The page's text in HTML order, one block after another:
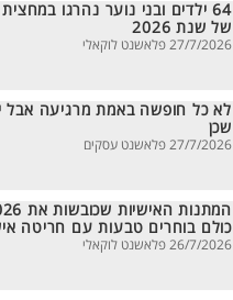
64 ילדים ובני נוער נהרגו
של שנת 2026
27/7/2026 פלאשנט לוקאלי
לא כל חופשה באמת מרגיעה אבל
שכן
27/7/2026 פלאשנט עסקים
כולם בוחרים טבעות עם חריטה
26/7/2026 פלאשנט לוקאלי